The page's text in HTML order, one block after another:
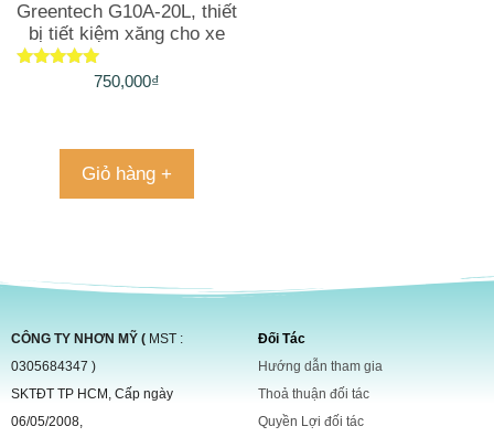
Greentech G10A-20L, thiết
bị tiết kiệm xăng cho xe
Được xếp750,000₫
Giỏ hàng +
CÔNG TY NHƠN MỸ ( MST :
0305684347 )
SKTĐT TP HCM, Cấp ngày
06/05/2008,
Đối Tác
Hướng dẫn tham gia
Thoả thuận đối tác
Quyền Lợi đối tác